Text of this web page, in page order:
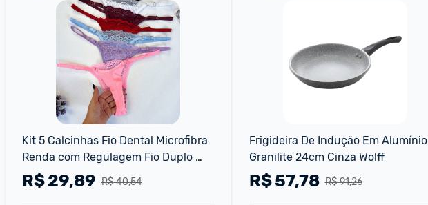
Kit 5 Calcinhas Fio Dental Microfibra
Renda com Regulagem Fio Duplo
Sexy Tanga Sensual Feminina
R$ 40,54
R$29,89
Frigideira De Indução Em Alumínio
Granilite 24cm Cinza Wolff
R$ 91,26
R$57,78